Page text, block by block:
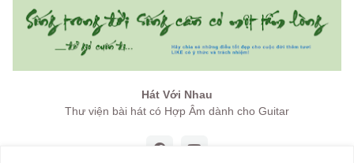
Hát Với Nhau
Thư viện bài hát có Hợp Âm dành cho Guitar